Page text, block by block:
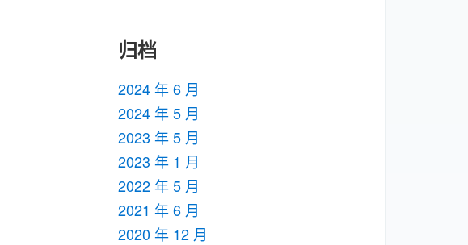
归档
2024 年 6 月
2024 年 5 月
2023 年 5 月
2023 年 1 月
2022 年 5 月
2021 年 6 月
2020 年 12 月